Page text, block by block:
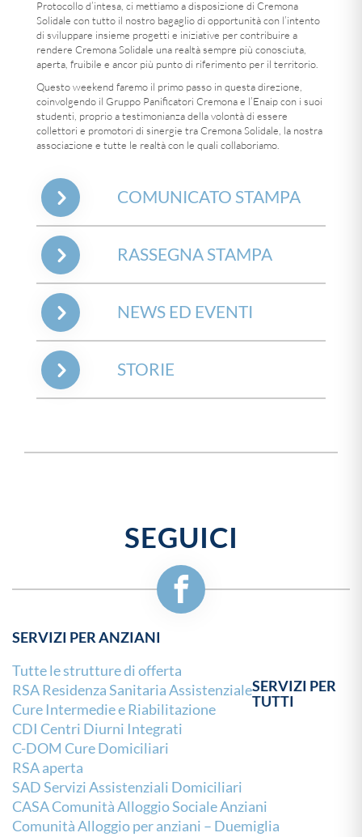
Protocollo d’intesa, ci mettiamo a disposizione di Cremona
Solidale con tutto il nostro bagaglio di opportunità con l’intento
di sviluppare insieme progetti e iniziative per contribuire a
rendere Cremona Solidale una realtà sempre più conosciuta,
aperta, fruibile e ancor più punto di riferimento per il territorio.
Questo weekend faremo il primo passo in questa direzione,
coinvolgendo il Gruppo Panificatori Cremona e l’Enaip con i suoi
studenti, proprio a testimonianza della volontà di essere
collettori e promotori di sinergie tra Cremona Solidale, la nostra
associazione e tutte le realtà con le quali collaboriamo.
COMUNICATO STAMPA
RASSEGNA STAMPA
NEWS ED EVENTI
STORIE
SEGUICI
SERVIZI PER ANZIANI
Tutte le strutture di offerta
RSA Residenza Sanitaria Assistenziale
Cure Intermedie e Riabilitazione
CDI Centri Diurni Integrati
C-DOM Cure Domiciliari
RSA aperta
SAD Servizi Assistenziali Domiciliari
CASA Comunità Alloggio Sociale Anziani
Comunità Alloggio per anziani – Duemiglia
SERVIZI PER
TUTTI